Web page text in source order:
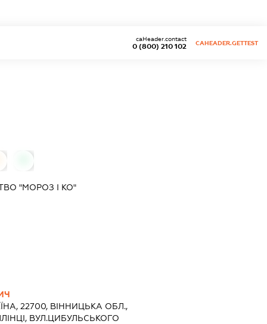
0 (800) 210 102
caHeader.contact
CAHEADER.GETTEST
"МОРОЗ І КО"
22700, ВІННИЦЬКА ОБЛ.,
ВУЛ.ЦИБУЛЬСЬКОГО